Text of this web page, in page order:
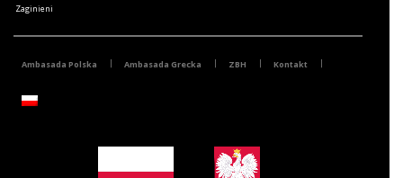
Zaginieni
Ambasada Polska Ambasada Grecka ZBH Kontakt